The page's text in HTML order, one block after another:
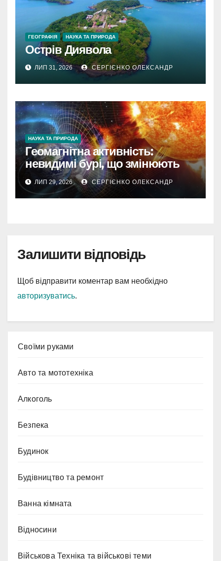
ГЕОГРАФІЯ НАУКА ТА ПРИРОДА
Острів Диявола
ЛИП 31, 2026 СЕРГІЄНКО ОЛЕКСАНДР
НАУКА ТА ПРИРОДА
Геомагнітна активність:
невидимі бурі, що змінюють
наш світ
ЛИП 29, 2026 СЕРГІЄНКО ОЛЕКСАНДР
Залишити відповідь
Щоб відправити коментар вам необхідно
авторизуватись.
Cвоїми руками
Авто та мототехніка
Алкоголь
Безпека
Будинок
Будівництво та ремонт
Ванна кімната
Відносини
Військова Техніка та військові теми